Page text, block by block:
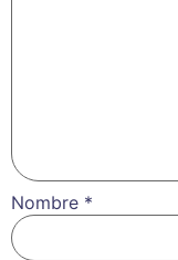
Nombre *